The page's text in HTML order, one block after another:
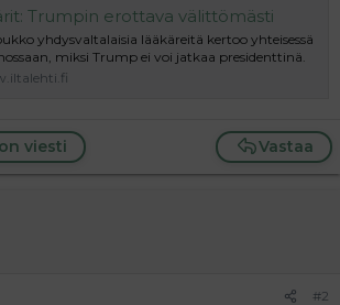
Trumpin erottava välittömästi
yhdysvaltalaisia lääkäreitä kertoo yhteisessä
miksi Trump ei voi jatkaa presidenttinä.
Vastaa
viesti
#2